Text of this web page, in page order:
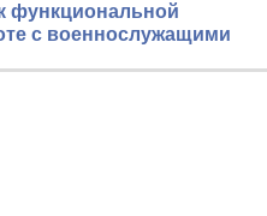
функциональной
с военнослужащими